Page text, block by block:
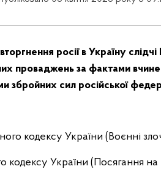
росії в Україну слідчі
проваджень за фактами
збройних сил російської
кодексу України (Воєнні
кодексу України (Посягання на